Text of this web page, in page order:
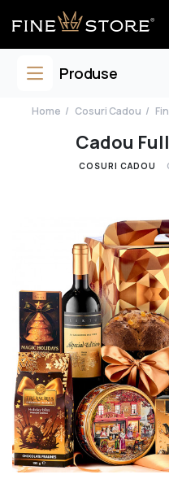
Produse
Home Cosuri Cadou
Cadou
COSURI CADOU